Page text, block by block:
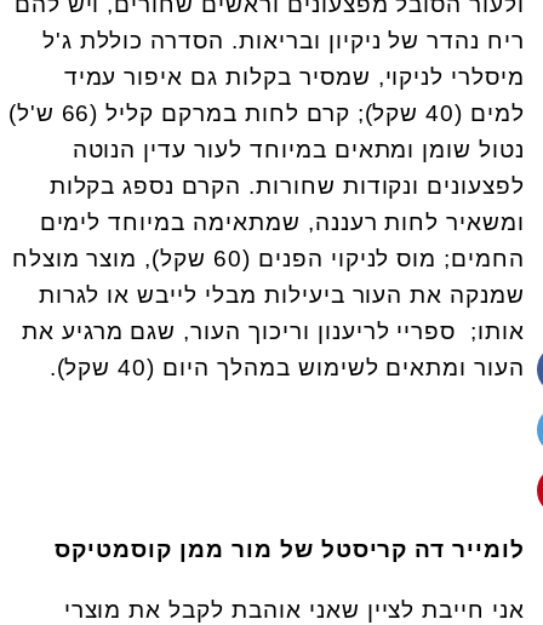
ריח נהדר של ניקיון ובריאות. הסדרה כוללת ג'ל
מיסלרי לניקוי, שמסיר בקלות גם איפור עמיד
למים (40 שקל); קרם לחות במרקם קליל (66 ש'ל)
נטול שומן ומתאים במיוחד לעור עדין הנוטה
לפצעונים ונקודות שחורות. הקרם נספג בקלות
ומשאיר לחות רעננה, שמתאימה במיוחד לימים
החמים; מוס לניקוי הפנים (60 שקל), מוצר מוצלח
שמנקה את העור ביעילות מבלי לייבש או לגרות
אותו; ספריי לריענון וריכוך העור, שגם מרגיע את
העור ומתאים לשימוש במהלך היום (40 שקל).
לומייר דה קריסטל של מור ממן קוסמטיקס
אני חייבת לציין שאני אוהבת לקבל את מוצרי